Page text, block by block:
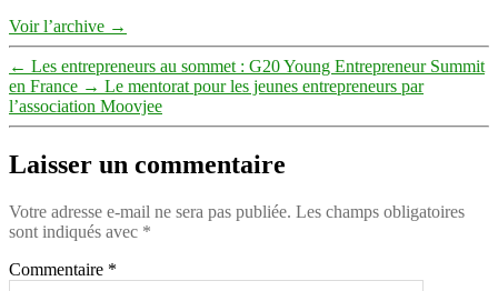
Voir l’archive →
← Les entrepreneurs au sommet : G20 Young Entrepreneur Summit
en France → Le mentorat pour les jeunes entrepreneurs par
l’association Moovjee
Laisser un commentaire
Votre adresse e-mail ne sera pas publiée. Les champs obligatoires
sont indiqués avec *
Commentaire *